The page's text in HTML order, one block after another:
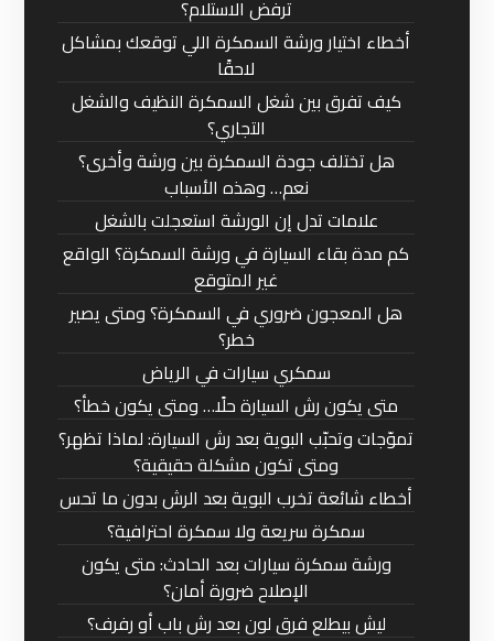
ترفض الاستلام؟
أخطاء اختيار ورشة السمكرة اللي توقعك بمشاكل
لاحقًا
كيف تفرق بين شغل السمكرة النظيف والشغل
التجاري؟
هل تختلف جودة السمكرة بين ورشة وأخرى؟
نعم… وهذه الأسباب
علامات تدل إن الورشة استعجلت بالشغل
كم مدة بقاء السيارة في ورشة السمكرة؟ الواقع
غير المتوقع
هل المعجون ضروري في السمكرة؟ ومتى يصير
خطر؟
سمكري سيارات في الرياض
متى يكون رش السيارة حلًا… ومتى يكون خطأ؟
تموّجات وتحبّب البوية بعد رش السيارة: لماذا تظهر؟
ومتى تكون مشكلة حقيقية؟
أخطاء شائعة تخرب البوية بعد الرش بدون ما تحس
سمكرة سريعة ولا سمكرة احترافية؟
ورشة سمكرة سيارات بعد الحادث: متى يكون
الإصلاح ضرورة أمان؟
ليش بيطلع فرق لون بعد رش باب أو رفرف؟